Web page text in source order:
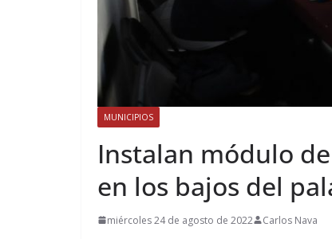
MUNICIPIOS
Instalan módulo
en los bajos del
miércoles 24 de agosto de 2022 Carlos Nava